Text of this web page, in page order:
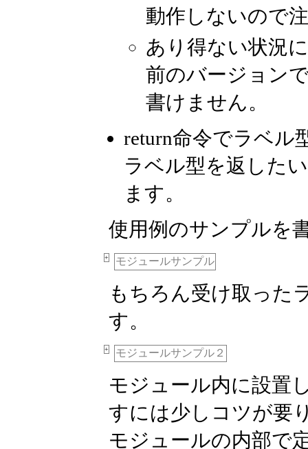
動作しないので
あり得ない状況
前のバージョン
書けません。
return命令でラベル
ラベル型を返した
ます。
使用例のサンプルを
+ モジュールサンプル
もちろん受け取った
す。
+ モジュールサンプル２
モジュール内に設置
すには少しコツが要
モジュールの内部で